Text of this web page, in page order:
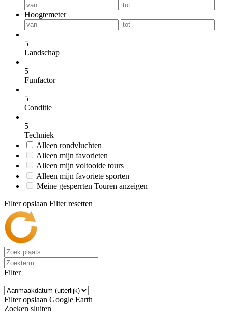
Hoogtemeter
5
Landschap
5
Funfactor
5
Conditie
5
Techniek
Alleen rondvluchten
Alleen mijn favorieten
Alleen mijn voltooide tours
Alleen mijn favoriete sporten
Meine gesperrten Touren anzeigen
Filter opslaan Filter resetten
Filter
Filter opslaan Google Earth
Zoeken sluiten